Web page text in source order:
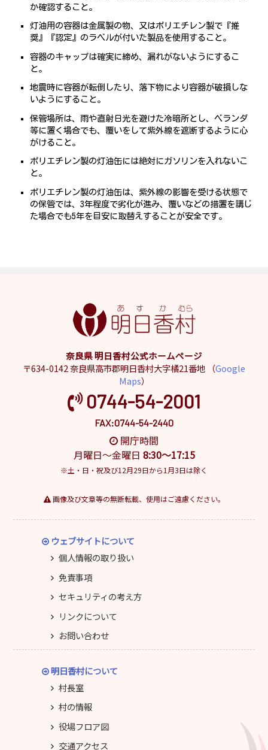
か確認すること。
灯油用の容器は金属製の物、又はポリエチレン製で『推
奨』『認定』のラベルが付いた製品を使用すること。
容器のキャップは確実に締め、漏れがないようにするこ
と。
地震時に容器が転倒したり、落下物により容器が破損しな
いようにすること。
保管場所は、雨や直射日光を避けた冷暗所とし、ベランダ
等に置く場合でも、覆いをして紫外線を遮断するように心
がけること。
ポリエチレン製の灯油缶には絶対にガソリンを入れないこ
と。
ポリエチレン製の灯油缶は、紫外線の影響を受ける状態で
の保管では、3年程度で劣化が進み、覆いなどの措置を講じ
た場合でも5年を目安に取替えすることが安全です。
奈良県 明日香村公式ホームページ
〒634-0142 奈良県高市郡明日香村大字橘21番地 （Google
Maps）
0744-54-2001
FAX:0744-54-2440
開庁時間
月曜日～金曜日 8:30～17:15
※土・日・祝及び12月29日から1月3日は除く
画像及び文章等の無断転載、使用はご遠慮ください。
ウェブサイトについて
個人情報の取り扱い
免責事項
セキュリティの考え方
リンクについて
お問い合わせ
明日香村について
村長室
村の情報
役場フロア図
交通アクセス